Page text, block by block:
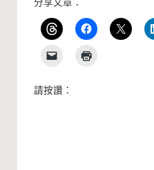
分享文章：
請按讚：